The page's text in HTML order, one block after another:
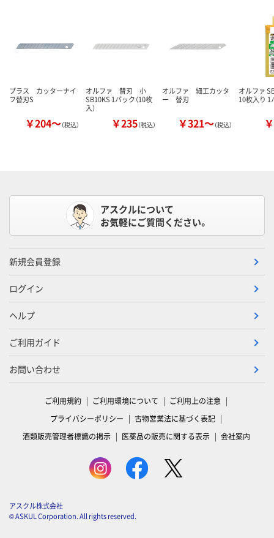
プラス カッターナイ
フ替刃S
￥204～（税込）
オルファ 替刃 小
SB10KS 1パック（10枚
入）
￥235（税込）
オルファ 細工カッタ
ー 替刃
￥321～（税込）
オルファ
10枚入り 1
アスクルについて
お気軽にご質問ください。
新規会員登録
ログイン
ヘルプ
ご利用ガイド
お問い合わせ
ご利用規約 ご利用環境について
ご利用上の注意
プライバシーポリシー
古物営業法に基づく表記
酒類販売管理者標識の掲示
医薬品の販売に関する表示 会社案内
アスクル株式会社
© ASKUL Corporation. All rights reserved.